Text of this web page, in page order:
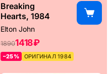
Breaking
Hearts, 1984
Elton John
18901418 ₽
–25% ОРИГИНАЛ 1984